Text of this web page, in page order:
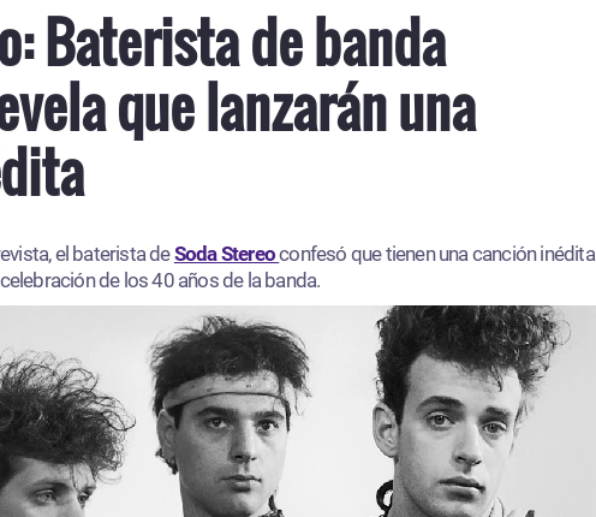
Baterista de banda
que lanzarán una
el baterista deSoda Stereoconfesó que tienen una canción inédita
de los 40 años de la banda.
OXÍGENO EN TU CIUDAD
Arequipa
93.5 FM